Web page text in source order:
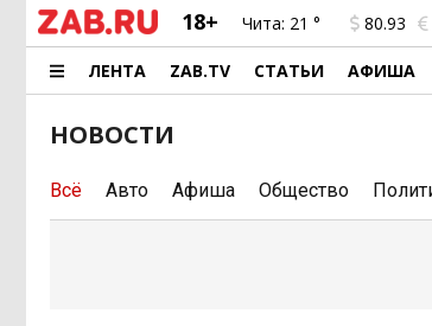
18+ Чита: 21 ° 80.93
ЛЕНТА ZAB.TV СТАТЬИ АФИША
НОВОСТИ
Всё Авто Афиша Общество